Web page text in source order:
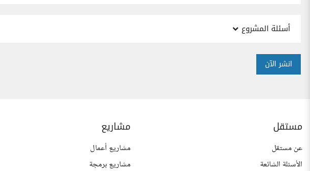
أسئلة المشروع
انشر الآن
مستقل
عن مستقل
الأسئلة الشائعة
مشاريع
مشاريع أعمال
مشاريع برمجة